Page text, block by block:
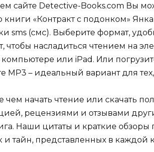
сайте Detective-Books.com Вы
книги «Контракт с подонком»
sms (смс). Выберите формат,
чтобы насладиться чтением на
компьютере или iPad. Или
MP3 – идеальный вариант для
начать чтение или скачать
рецензиями и отзывами
Наши цитаты и краткие обзоры
и тайн, представленных в каждой